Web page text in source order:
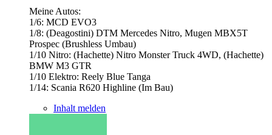
Meine Autos:
1/6: MCD EVO3
1/8: (Deagostini) DTM Mercedes Nitro, Mugen MBX5T
Prospec (Brushless Umbau)
1/10 Nitro: (Hachette) Nitro Monster Truck 4WD, (Hachette)
BMW M3 GTR
1/10 Elektro: Reely Blue Tanga
1/14: Scania R620 Highline (Im Bau)
Inhalt melden